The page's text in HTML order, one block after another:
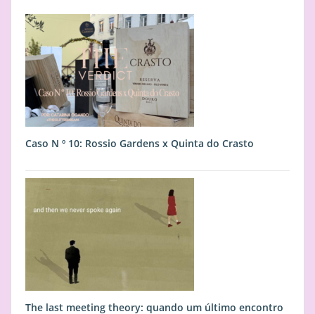
Caso N º 10: Rossio Gardens x Quinta do Crasto
The last meeting theory: quando um último encontro